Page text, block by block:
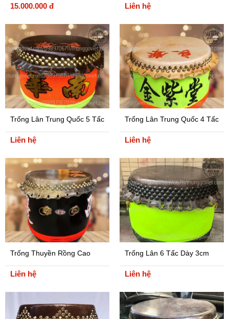
15.000.000 đ Liên hệ
Trống Lân Trung Quốc 5 Tấc
Liên hệ
Trống Lân Trung Quốc 4 Tấc
Liên hệ
Trống Thuyền Rồng Cao
Liên hệ
Trống Lân 6 Tấc Dày 3cm
Liên hệ